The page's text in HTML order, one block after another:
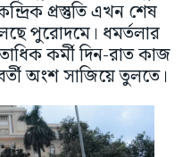
প্রস্তুতি এখন শেষ
পুরোদমে। ধমর্তলার
কর্মী দিন-রাত কাজ
অংশ সাজিয়ে তুলতে।